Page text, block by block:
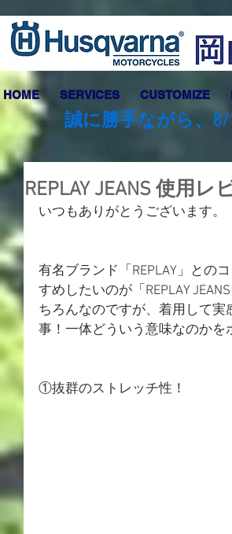
HOME SERVICES CUSTOMIZE
誠に勝手ながら、
REPLAY JEANS 使用レ
いつもありがとうございます。
有名ブランド「REPLAY」との
すめしたいのが「REPLAY
ちろんなのですが、着用して
事！一体どういう意味なのか
①抜群のストレッチ性！